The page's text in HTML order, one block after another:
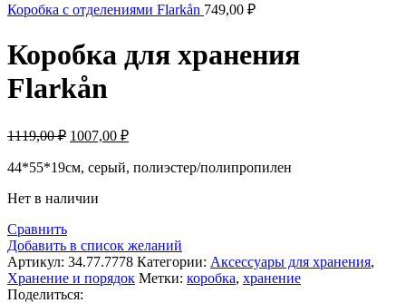
Коробка с отделениями Flarkån 749,00 ₽
Коробка для хранения
Flarkån
1119,00₽ Первоначальная
составляла
1007,00 ₽Текущая
1007,00 ₽.
44*55*19см, серый, полиэстер/полипропилен
Нет в наличии
Сравнить
Добавить в список желаний
Артикул: 34.77.7778 Категории: Аксессуары для хранения,
Хранение и порядок Метки: коробка, хранение
Поделиться: